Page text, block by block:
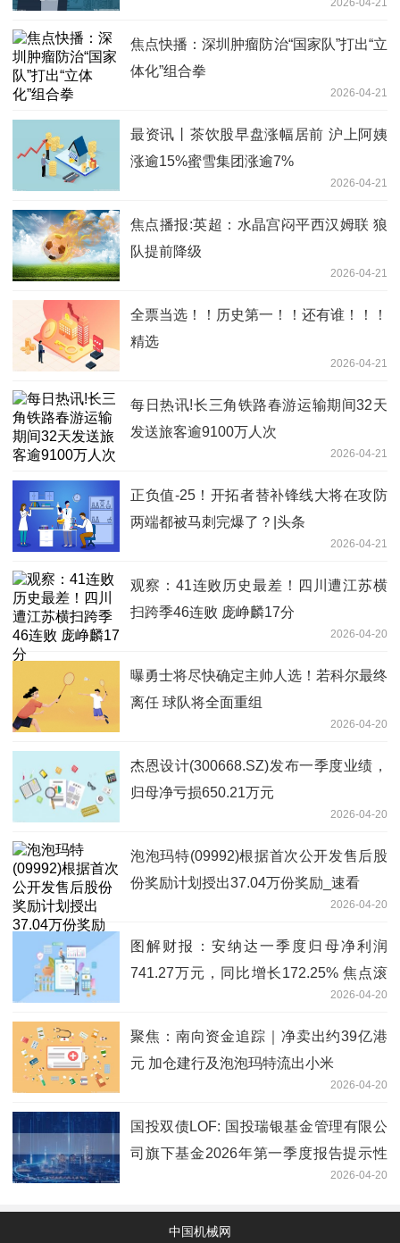
2026-04-21
焦点快播：深圳肿瘤防治“国家队”打出“立
体化”组合拳
2026-04-21
最资讯丨茶饮股早盘涨幅居前 沪上阿姨
涨逾15%蜜雪集团涨逾7%
2026-04-21
焦点播报:英超：水晶宫闷平西汉姆联 狼
队提前降级
2026-04-21
全票当选！！历史第一！！还有谁！！！
精选
2026-04-21
每日热讯!长三角铁路春游运输期间32天
发送旅客逾9100万人次
2026-04-21
正负值-25！开拓者替补锋线大将在攻防
两端都被马刺完爆了？|头条
2026-04-21
观察：41连败历史最差！四川遭江苏横
扫跨季46连败 庞峥麟17分
2026-04-20
曝勇士将尽快确定主帅人选！若科尔最终
离任 球队将全面重组
2026-04-20
杰恩设计(300668.SZ)发布一季度业绩，
归母净亏损650.21万元
2026-04-20
泡泡玛特(09992)根据首次公开发售后股
份奖励计划授出37.04万份奖励_速看
2026-04-20
图解财报：安纳达一季度归母净利润
741.27万元，同比增长172.25% 焦点滚
2026-04-20
聚焦：南向资金追踪｜净卖出约39亿港
元 加仓建行及泡泡玛特流出小米
2026-04-20
国投双债LOF: 国投瑞银基金管理有限公
司旗下基金2026年第一季度报告提示性
2026-04-20
中国机械网